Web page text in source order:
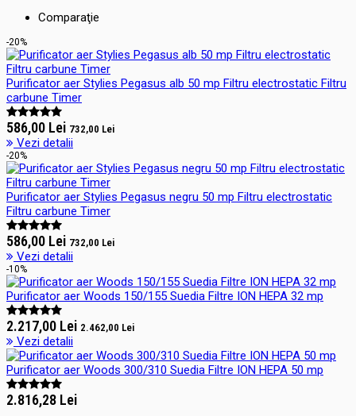
Comparaţie
-20%
Purificator aer Stylies Pegasus alb 50 mp Filtru electrostatic Filtru
carbune Timer
586,00 Lei 732,00 Lei
Vezi detalii
-20%
Purificator aer Stylies Pegasus negru 50 mp Filtru electrostatic
Filtru carbune Timer
586,00 Lei 732,00 Lei
Vezi detalii
-10%
Purificator aer Woods 150/155 Suedia Filtre ION HEPA 32 mp
2.217,00 Lei 2.462,00 Lei
Vezi detalii
Purificator aer Woods 300/310 Suedia Filtre ION HEPA 50 mp
2.816,28 Lei